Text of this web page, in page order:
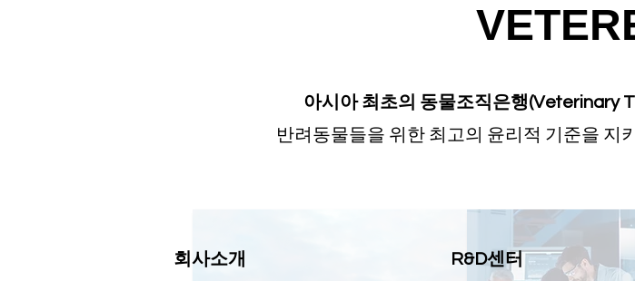
아시아 최초의 동물조직은행(Veterinary
반려동물들을 위한 최고의 윤리적 기준을 지
회사소개 R&D센터